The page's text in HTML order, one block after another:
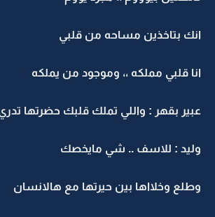
بتاخذين مساحه من قلبي
قلبي مملكه ،، وموجود من يملكه
بقهر : واللي تملك قلبك حضرتها تدري
: للاسف .. شي مايخصك
وخلااها بين حيرتها مع هالانسان